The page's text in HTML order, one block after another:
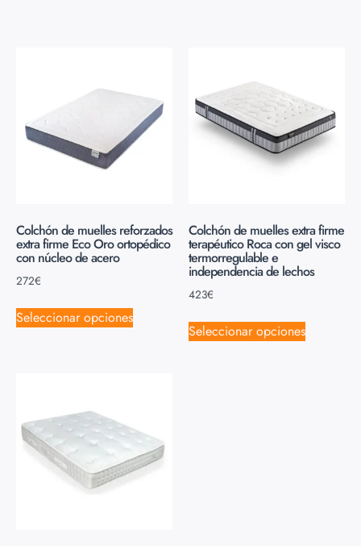
Colchón de muelles reforzados
extra firme Eco Oro ortopédico
con núcleo de acero
272€
Seleccionar opciones
Colchón de muelles extra firme
terapéutico Roca con gel visco
termorregulable e
independencia de lechos
423€
Seleccionar opciones